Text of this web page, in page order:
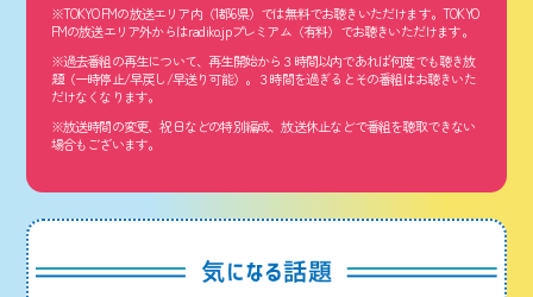
※TOKYO FMの放送エリア内（1都6県）では無料でお聴きいただけます。TOKYO
FMの放送エリア外からはradiko.jpプレミアム（有料）でお聴きいただけます。
※過去番組の再生について、再生開始から３時間以内であれば何度でも聴き放
題（一時停止/早戻し/早送り可能）。３時間を過ぎるとその番組はお聴きいた
だけなくなります。
※放送時間の変更、祝日などの特別編成、放送休止などで番組を聴取できない
場合もございます。